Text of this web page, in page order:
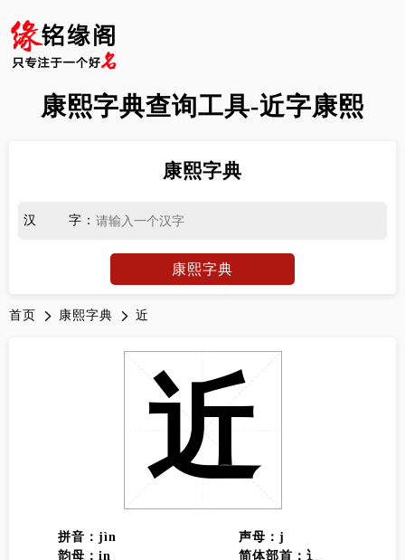
康熙字典查询工具-近字康熙
康熙字典
汉字 ：
康熙字典
首页 康熙字典 近
近
拼音：jìn
韵母：in
声母：j
简体部首：辶